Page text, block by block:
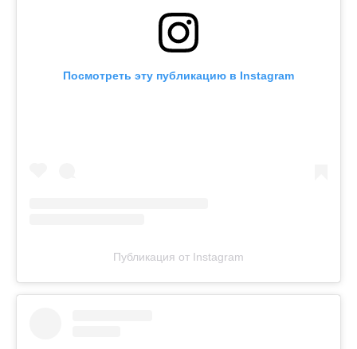
Посмотреть эту публикацию в Instagram
Публикация от Instagram